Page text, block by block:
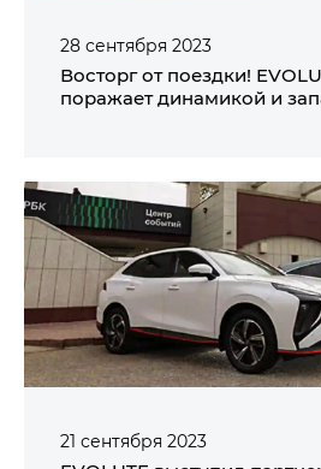
28 сентября 2023
Восторг от поездки!
поражает динамикой и
21 сентября 2023